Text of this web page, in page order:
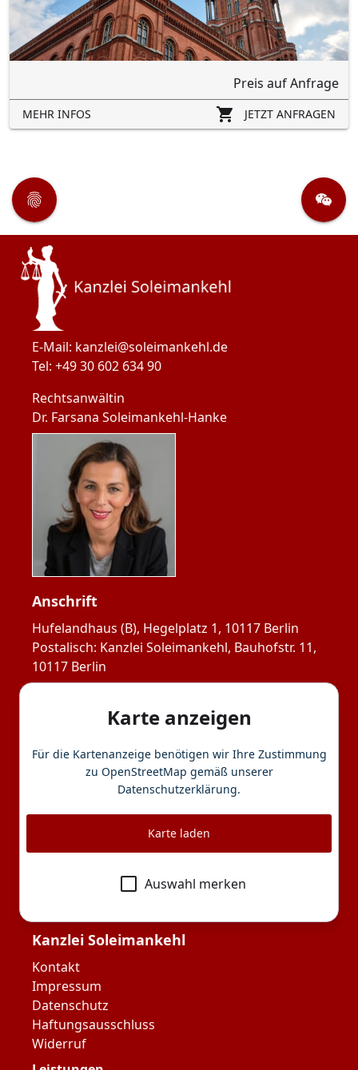
Preis auf Anfrage
MEHR INFOS JETZT ANFRAGEN
Datenschutz Videokonferenz
E-Mail: kanzlei@soleimankehl.de
Tel: +49 30 602 634 90
Rechtsanwältin
Dr. Farsana Soleimankehl-Hanke
Anschrift
Hufelandhaus (B), Hegelplatz 1, 10117 Berlin
Postalisch: Kanzlei Soleimankehl, Bauhofstr. 11,
10117 Berlin
Karte anzeigen
Für die Kartenanzeige benötigen wir Ihre Zustimmung
zu OpenStreetMap gemäß unserer
Datenschutzerklärung.
Karte laden
Auswahl merken
Kanzlei Soleimankehl
Kontakt
Impressum
Datenschutz
Haftungsausschluss
Widerruf